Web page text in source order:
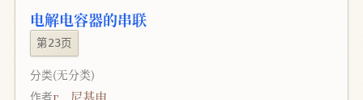
电解电容器的串联
第23页
分类(无分类)
作者г．尼基申